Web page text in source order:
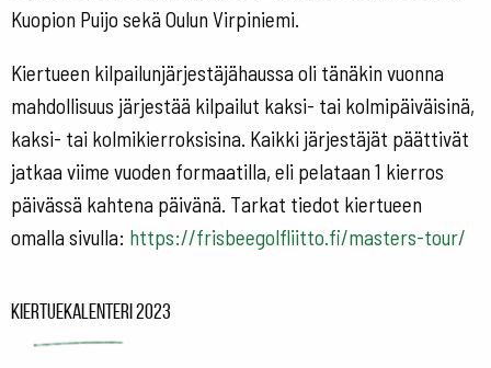
Kuopion Puijo sekä Oulun Virpiniemi.
Kiertueen kilpailunjärjestäjähaussa oli tänäkin vuonna
mahdollisuus järjestää kilpailut kaksi- tai kolmipäiväisinä,
kaksi- tai kolmikierroksisina. Kaikki järjestäjät päättivät
jatkaa viime vuoden formaatilla, eli pelataan 1 kierros
päivässä kahtena päivänä. Tarkat tiedot kiertueen
omalla sivulla: https://frisbeegolfliitto.fi/masters-tour/
Kiertuekalenteri 2023